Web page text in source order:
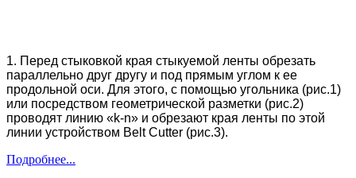
1. Перед стыковкой края стыкуемой ленты обрезать
параллельно друг другу и под прямым углом к ее
продольной оси. Для этого, с помощью угольника (рис.1)
или посредством геометрической разметки (рис.2)
проводят линию «k-n» и обрезают края ленты по этой
линии устройством Belt Cutter (рис.3).
Подробнее...